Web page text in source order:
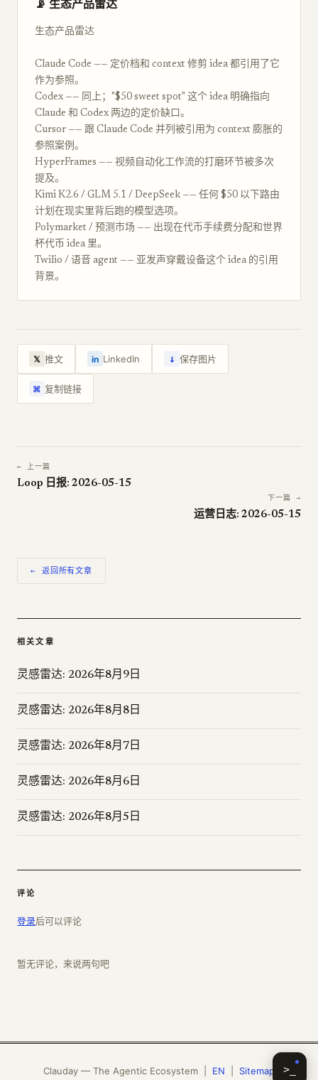
📡 生态产品雷达
生态产品雷达
Claude Code —— 定价档和 context 修剪 idea 都引用了它
作为参照。
Codex —— 同上；"$50 sweet spot" 这个 idea 明确指向
Claude 和 Codex 两边的定价缺口。
Cursor —— 跟 Claude Code 并列被引用为 context 膨胀的
参照案例。
HyperFrames —— 视频自动化工作流的打磨环节被多次
提及。
Kimi K2.6 / GLM 5.1 / DeepSeek —— 任何 $50 以下路由
计划在现实里背后跑的模型选项。
Polymarket / 预测市场 —— 出现在代币手续费分配和世界
杯代币 idea 里。
Twilio / 语音 agent —— 亚发声穿戴设备这个 idea 的引用
背景。
𝕏 推文 in LinkedIn ↓ 保存图片
⌘ 复制链接
← 上一篇
Loop 日报: 2026-05-15
下一篇 →
运营日志: 2026-05-15
← 返回所有文章
相关文章
灵感雷达: 2026年8月9日
灵感雷达: 2026年8月8日
灵感雷达: 2026年8月7日
灵感雷达: 2026年8月6日
灵感雷达: 2026年8月5日
评论
登录后可以评论
暂无评论，来说两句吧
Clauday — The Agentic Ecosystem | EN Sitemap >_